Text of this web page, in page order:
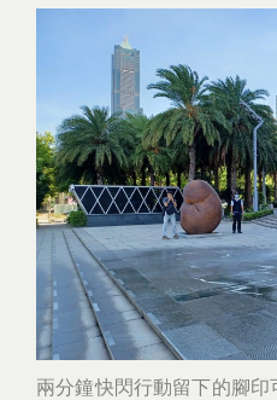
兩分鐘快閃行動留下的腳